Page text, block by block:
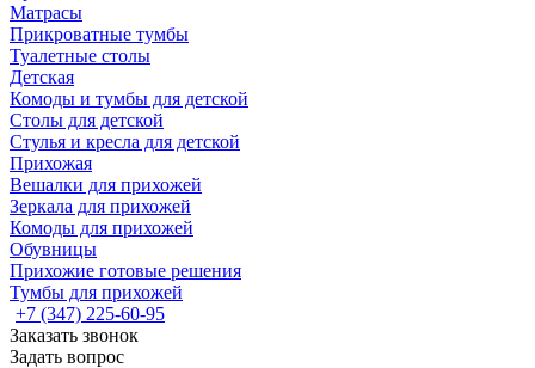
Матрасы
Прикроватные тумбы
Туалетные столы
Детская
Комоды и тумбы для детской
Столы для детской
Стулья и кресла для детской
Прихожая
Вешалки для прихожей
Зеркала для прихожей
Комоды для прихожей
Обувницы
Прихожие готовые решения
Тумбы для прихожей
+7 (347) 225-60-95
Заказать звонок
Задать вопрос